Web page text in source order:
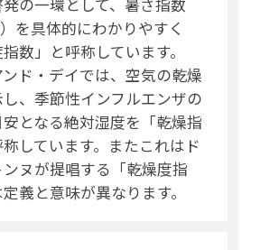
の一環として、暑さ指数
）を具体的にわかりやすく
指数」と呼称しています。
ド・デイでは、空気の乾燥
、季節性インフルエンザの
となる絶対湿度を「乾燥指
しています。またこれはド
ンヌが提唱する「乾燥度指
義と意味が異なります。